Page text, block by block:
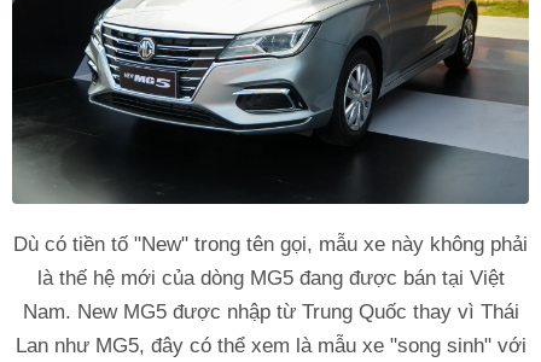
Dù có tiền tố "New" trong tên gọi, mẫu xe này không phải
là thế hệ mới của dòng MG5 đang được bán tại Việt
Nam. New MG5 được nhập từ Trung Quốc thay vì Thái
Lan như MG5, đây có thể xem là mẫu xe "song sinh" với